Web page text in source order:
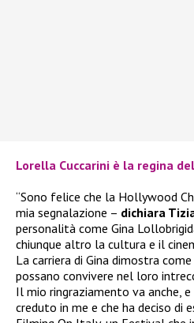
Lorella Cuccarini è la regina
“Sono felice che la Hollywood
mia segnalazione – dichiara
personalità come Gina
chiunque altro la cultura e il
La carriera di Gina dimostra
possano convivere nel loro
Il mio ringraziamento va anche,
creduto in me e che ha deciso di